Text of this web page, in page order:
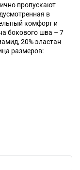
пропускают
в
комфорт и
бокового шва – 7
20% эластан
размеров: